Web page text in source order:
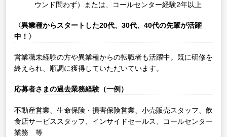
ウンド問わず）または、コールセンター経験2年以上
〈異業種からスタートした20代、30代、40代の先輩が活躍
中！〉
営業職未経験の方や異業種からの転職者も活躍中。既に研修を
終えられ、順調に獲得していただいています。
応募者さまの過去業務経験（一例）
不動産営業、生命保険・損害保険営業、小売販売スタッフ、飲
食店サービススタッフ、インサイドセールス、コールセンター
業務 等